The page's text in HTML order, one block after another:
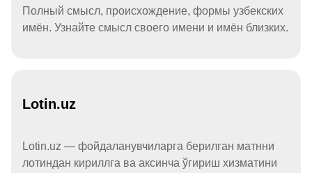
Полный смысл, происхождение, формы узбекских
имён. Узнайте смысл своего имени и имён близких.
Lotin.uz
Lotin.uz — фойдаланувчиларга берилган матнни
лотиндан кириллга ва аксинча ўгириш хизматини